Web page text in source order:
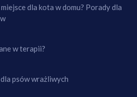
dla kota w domu? Porady dla
w terapii?
psów wrażliwych